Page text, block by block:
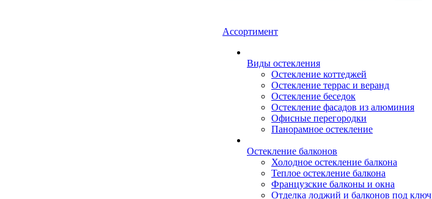
Ассортимент
Виды остекления
Остекление коттеджей
Остекление террас и веранд
Остекление беседок
Остекление фасадов из алюминия
Офисные перегородки
Панорамное остекление
Остекление балконов
Холодное остекление балкона
Теплое остекление балкона
Французские балконы и окна
Отделка лоджий и балконов под ключ